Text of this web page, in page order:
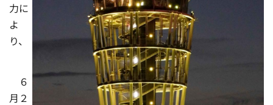
力に
よ
り、
６
月２